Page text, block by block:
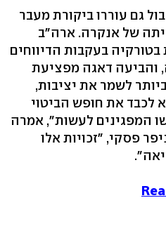
גם עוררו ביקורת מעבר
של אנקרה. ארה"ב
בעקבות הדיווחים
והביעה דאגה מפציעת
לשמר את יציבות,
לכבד את חופש הביטוי
המפגינים לעשות", אמרה
פסקי, "זכויות אלו